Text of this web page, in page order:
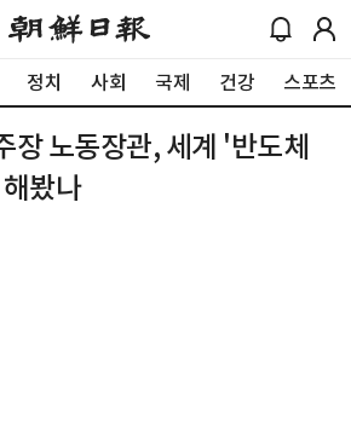
정치 사회 국제 건강 스포츠
장 노동장관, 세계 '반도체
봤나